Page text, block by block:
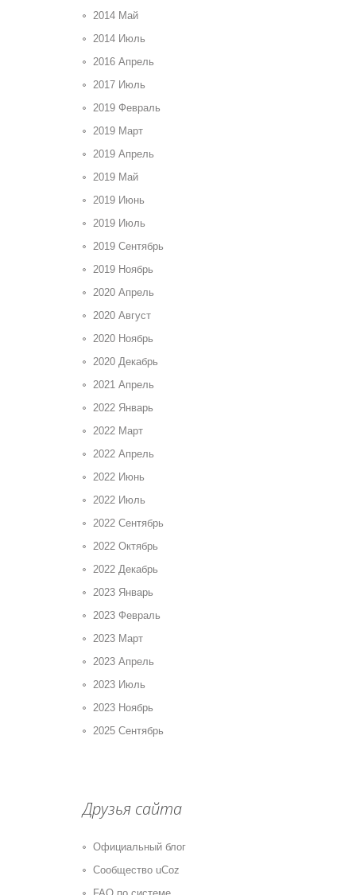
2014 Май
2014 Июль
2016 Апрель
2017 Июль
2019 Февраль
2019 Март
2019 Апрель
2019 Май
2019 Июнь
2019 Июль
2019 Сентябрь
2019 Ноябрь
2020 Апрель
2020 Август
2020 Ноябрь
2020 Декабрь
2021 Апрель
2022 Январь
2022 Март
2022 Апрель
2022 Июнь
2022 Июль
2022 Сентябрь
2022 Октябрь
2022 Декабрь
2023 Январь
2023 Февраль
2023 Март
2023 Апрель
2023 Июль
2023 Ноябрь
2025 Сентябрь
Друзья сайта
Официальный блог
Сообщество uCoz